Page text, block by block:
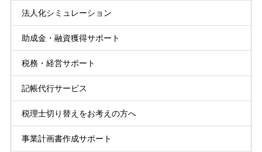
法人化シミュレーション
助成金・融資獲得サポート
税務・経営サポート
記帳代行サービス
税理士切り替えをお考えの方へ
事業計画書作成サポート